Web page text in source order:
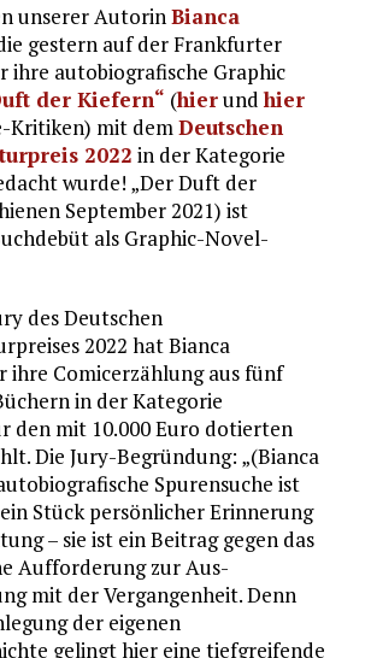
unserer Autorin Bianca
gestern auf der Frankfurter
ihre autobiografische Graphic
der Kiefern“ (hierundhier
Kritiken) mit dem Deutschen
2022 in der Kategorie
wurde! „Der Duft der
September 2021) ist
als Graphic-Novel-
des Deutschen
2022 hat Bianca
ihre Comicerzählung aus fünf
in der Kategorie
den mit 10.000 Euro dotierten
Die Jury-Begründung: „(Bianca
Spurensuche ist
Stück persönlicher Erinnerung
– sie ist ein Beitrag gegen das
Aufforderung zur Aus­
mit der Vergangenheit. Denn
der eigenen
gelingt hier eine tief­greifende